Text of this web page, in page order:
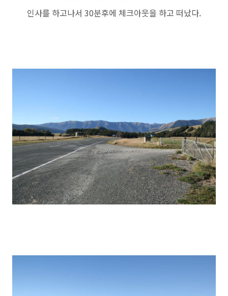
인사를 하고나서 30분후에 체크아웃을 하고 떠났다.